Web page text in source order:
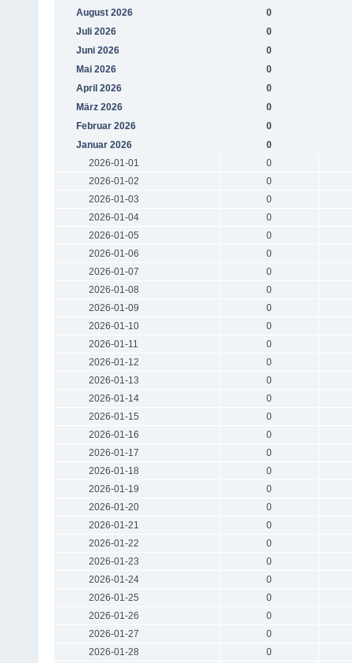
August 2026
0
Juli 2026
0
Juni 2026
0
Mai 2026
0
April 2026
0
März 2026
0
Februar 2026
0
Januar 2026
0
2026-01-01
0
2026-01-02
0
2026-01-03
0
2026-01-04
0
2026-01-05
0
2026-01-06
0
2026-01-07
0
2026-01-08
0
2026-01-09
0
2026-01-10
0
2026-01-11
0
2026-01-12
0
2026-01-13
0
2026-01-14
0
2026-01-15
0
2026-01-16
0
2026-01-17
0
2026-01-18
0
2026-01-19
0
2026-01-20
0
2026-01-21
0
2026-01-22
0
2026-01-23
0
2026-01-24
0
2026-01-25
0
2026-01-26
0
2026-01-27
0
2026-01-28
0